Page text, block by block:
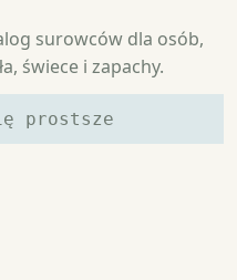
surowców dla osób,
świece i zapachy.
prostsze